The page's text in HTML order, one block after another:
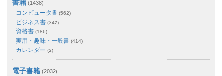
書籍 (1438)
コンピュータ書 (562)
ビジネス書 (342)
資格書 (186)
実用・趣味・一般書 (414)
カレンダー (2)
電子書籍 (2032)